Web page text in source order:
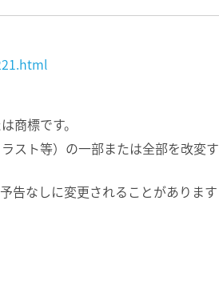
商標です。
スト等）の一部または全部を改変す
告なしに変更されることがあります